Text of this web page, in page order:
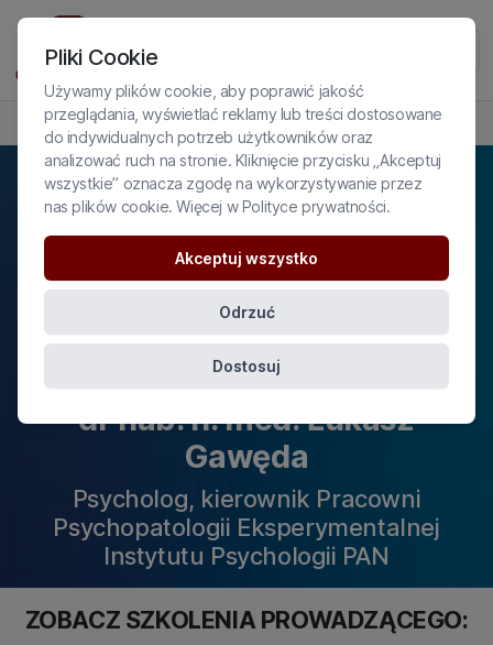
PROFIL EKSPERTA
dr hab. n. med. Łukasz
Gawęda
Psycholog, kierownik Pracowni
Psychopatologii Eksperymentalnej
Instytutu Psychologii PAN
ZOBACZ SZKOLENIA PROWADZĄCEGO:
Pliki Cookie
Używamy plików cookie, aby poprawić jakość
przeglądania, wyświetlać reklamy lub treści dostosowane
do indywidualnych potrzeb użytkowników oraz
analizować ruch na stronie. Kliknięcie przycisku „Akceptuj
wszystkie” oznacza zgodę na wykorzystywanie przez
nas plików cookie. Więcej wPolityce prywatności.
Akceptuj wszystko
Odrzuć
Dostosuj